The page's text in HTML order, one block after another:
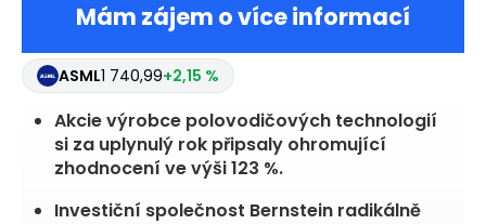
Mám zájem o více informací
ASML1 740,99+2,15 %
Akcie výrobce polovodičových technologií
si za uplynulý rok připsaly ohromující
zhodnocení ve výši 123 %.
Investiční společnost Bernstein radikálně